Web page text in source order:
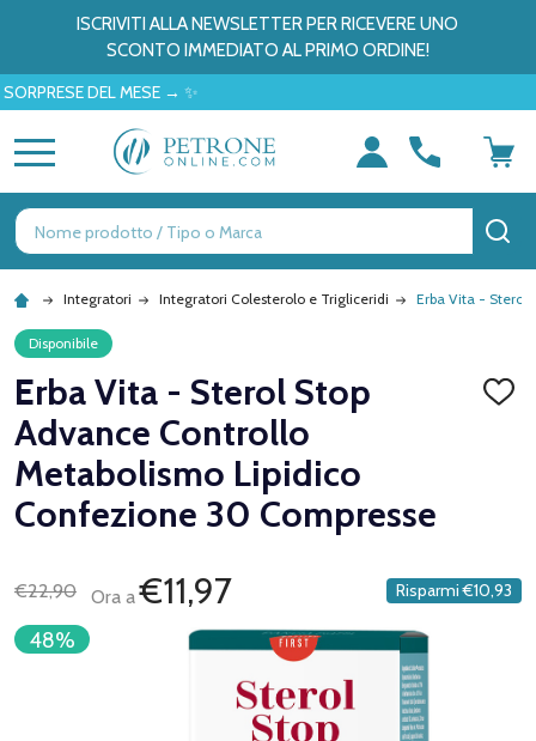
ISCRIVITI ALLA NEWSLETTER PER RICEVERE UNO
SCONTO IMMEDIATO AL PRIMO ORDINE!
DEL MESE → ✨
Ricerca
Integratori Integratori Colesterolo e Trigliceridi Erba Vita - Sterol
Disponibile
Erba Vita - Sterol Stop
Advance Controllo
Metabolismo Lipidico
Confezione 30 Compresse
€22,90 Ora a€11,97 Risparmi €10,93
48%